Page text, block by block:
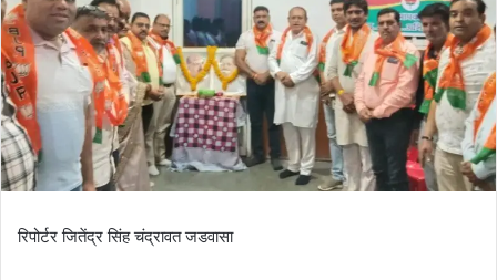
रिपोर्टर जितेंद्र सिंह चंद्रावत जडवासा